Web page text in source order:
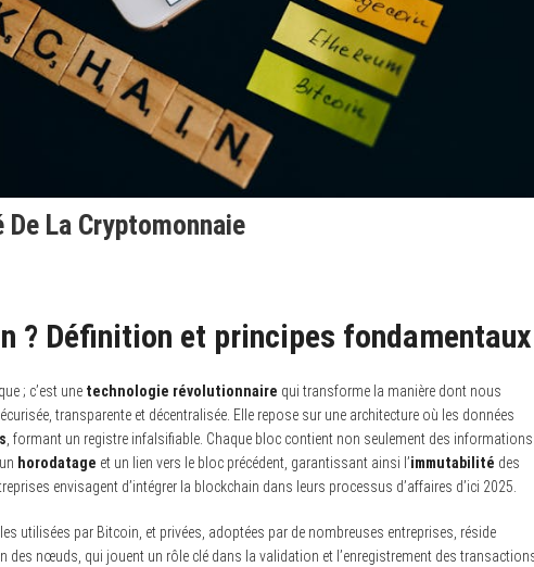
La Cryptomonnaie
? Définition et principes fondamentaux
; c’est une technologie révolutionnaire qui transforme la manière dont nous
transparente et décentralisée. Elle repose sur une architecture où les données
, formant un registre infalsifiable. Chaque bloc contient non seulement des informations
horodatage et un lien vers le bloc précédent, garantissant ainsi l’immutabilité des
envisagent d’intégrer la blockchain dans leurs processus d’affaires d’ici 2025.
utilisées par Bitcoin, et privées, adoptées par de nombreuses entreprises, réside
des nœuds, qui jouent un rôle clé dans la validation et l’enregistrement des